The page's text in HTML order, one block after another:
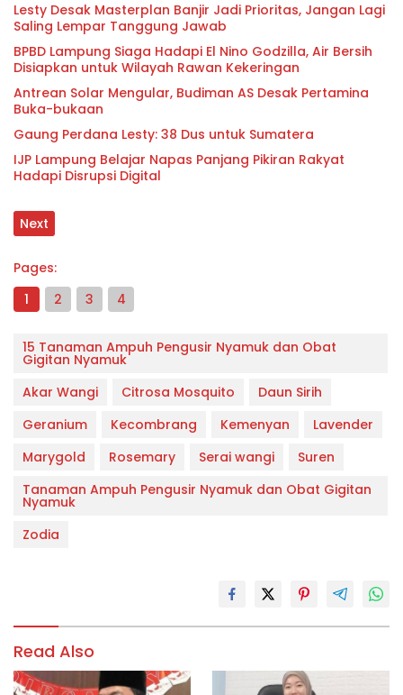
Lesty Desak Masterplan Banjir Jadi Prioritas, Jangan Lagi
Saling Lempar Tanggung Jawab
BPBD Lampung Siaga Hadapi El Nino Godzilla, Air Bersih
Disiapkan untuk Wilayah Rawan Kekeringan
Antrean Solar Mengular, Budiman AS Desak Pertamina
Buka-bukaan
Gaung Perdana Lesty: 38 Dus untuk Sumatera
IJP Lampung Belajar Napas Panjang Pikiran Rakyat
Hadapi Disrupsi Digital
Next
Pages:
1
2 3 4
15 Tanaman Ampuh Pengusir Nyamuk dan Obat
Gigitan Nyamuk
Akar Wangi
Citrosa Mosquito
Daun Sirih
Geranium
Kecombrang Kemenyan
Lavender
Marygold
Rosemary Serai wangi
Suren
Tanaman Ampuh Pengusir Nyamuk dan Obat Gigitan
Nyamuk
Zodia
Read Also